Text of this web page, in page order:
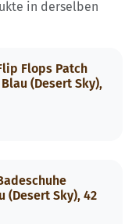
in derselben
Flops Patch
(Desert Sky),
(Desert Sky), 42